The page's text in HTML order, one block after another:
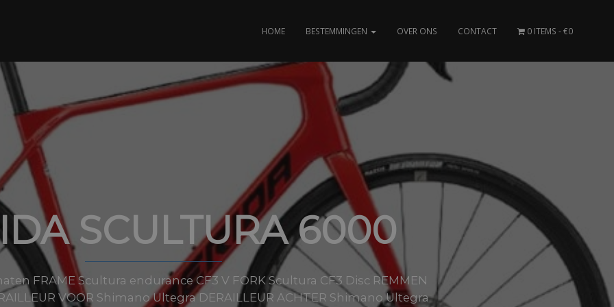
HOME BESTEMMINGEN OVER ONS CONTACT 0 ITEMS €0
SCULTURA 6000
FRAME Scultura endurance CF3 V FORK Scultura CF3 Disc REMMEN
VOOR Shimano Ultegra DERAILLEUR ACHTER Shimano Ultegra